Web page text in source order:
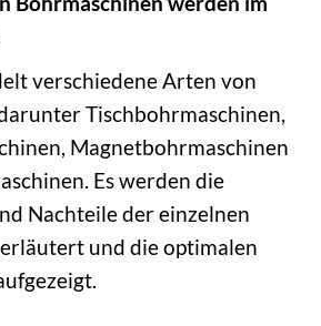
verschiedene Arten von
Tischbohrmaschinen,
Magnetbohrmaschinen
Es werden die
Nachteile der einzelnen
und die optimalen